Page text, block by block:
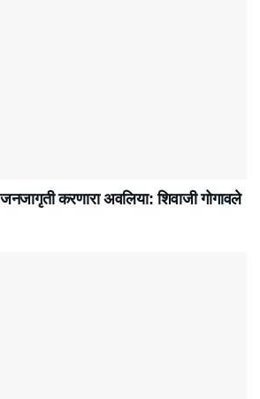
करणारा अवलिया: शिवाजी गोगावले